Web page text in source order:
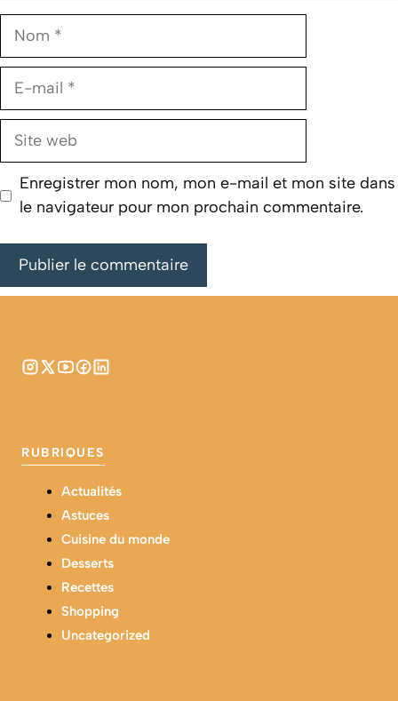
Nom
E-
Site
Enregistrer mon nom, mon e-mail et mon site dans
le navigateur pour mon prochain commentaire.
RUBRIQUES
Actualités
Astuces
Cuisine du monde
Desserts
Recettes
Shopping
Uncategorized